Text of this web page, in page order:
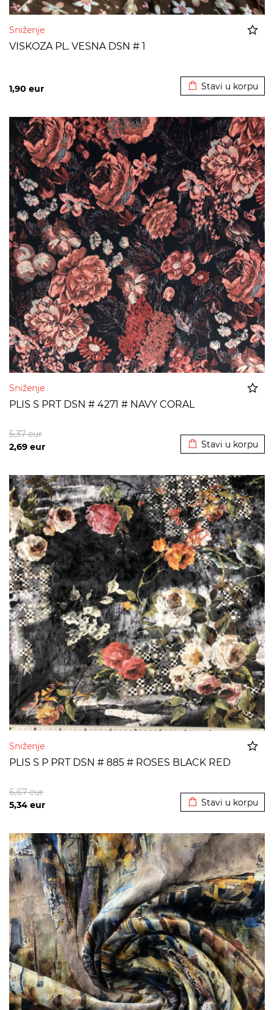
Sniženje
VISKOZA PL. VESNA DSN # 1
1,90 eur Stavi u korpu
Sniženje
PLIS S PRT DSN # 4271 # NAVY CORAL
2,69 eur
5,37eur
Stavi u korpu
Sniženje
PLIS S P PRT DSN # 885 # ROSES BLACK RED
5,34 eur
6,67eur
Stavi u korpu